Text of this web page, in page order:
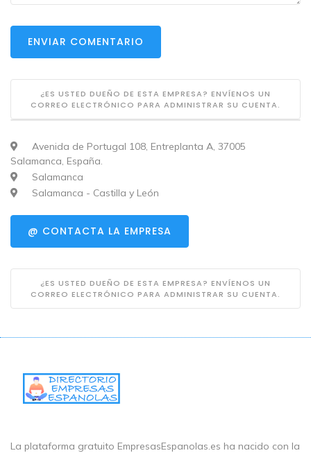
ENVIAR COMENTARIO
¿ES USTED DUEÑO DE ESTA EMPRESA? ENVÍENOS UN
CORREO ELECTRÓNICO PARA ADMINISTRAR SU CUENTA.
Avenida de Portugal 108, Entreplanta A, 37005
Salamanca, España.
Salamanca
Salamanca - Castilla y León
@ CONTACTA LA EMPRESA
¿ES USTED DUEÑO DE ESTA EMPRESA? ENVÍENOS UN
CORREO ELECTRÓNICO PARA ADMINISTRAR SU CUENTA.
La plataforma gratuito EmpresasEspanolas.es ha nacido con la